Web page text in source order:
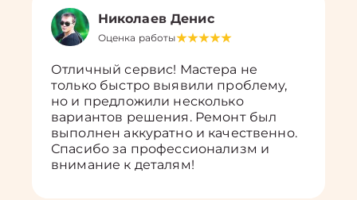
Николаев Денис
Оценка работы
Отличный сервис! Мастера не
только быстро выявили проблему,
но и предложили несколько
вариантов решения. Ремонт был
выполнен аккуратно и качественно.
Спасибо за профессионализм и
внимание к деталям!